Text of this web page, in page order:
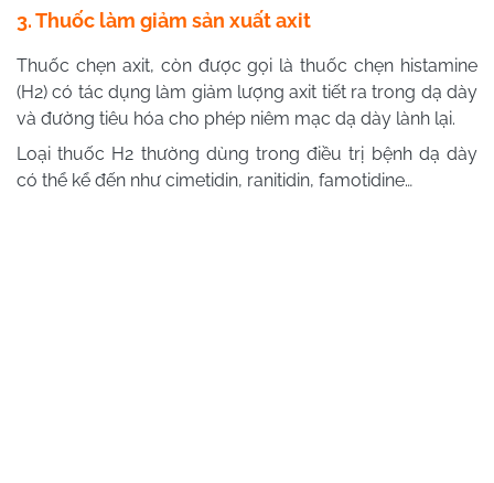
3. Thuốc làm giảm sản xuất axit
Thuốc chẹn axit, còn được gọi là thuốc chẹn histamine
(H2) có tác dụng làm giảm lượng axit tiết ra trong dạ dày
và đường tiêu hóa cho phép niêm mạc dạ dày lành lại.
Loại thuốc H2 thường dùng trong điều trị bệnh dạ dày
có thể kể đến như cimetidin, ranitidin, famotidine…